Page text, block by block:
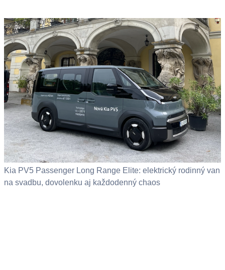
Kia PV5 Passenger Long Range Elite: elektrický rodinný van
na svadbu, dovolenku aj každodenný chaos